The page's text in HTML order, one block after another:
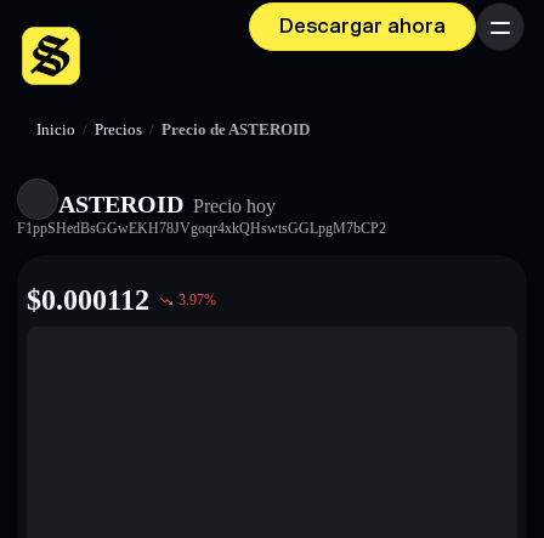
Descargar ahora Menú
Inicio / Precios / Precio de ASTEROID
ASTEROID Precio hoy
F1ppSHedBsGGwEKH78JVgoqr4xkQHswtsGGLpgM7bCP2
$0.000112 3.97%